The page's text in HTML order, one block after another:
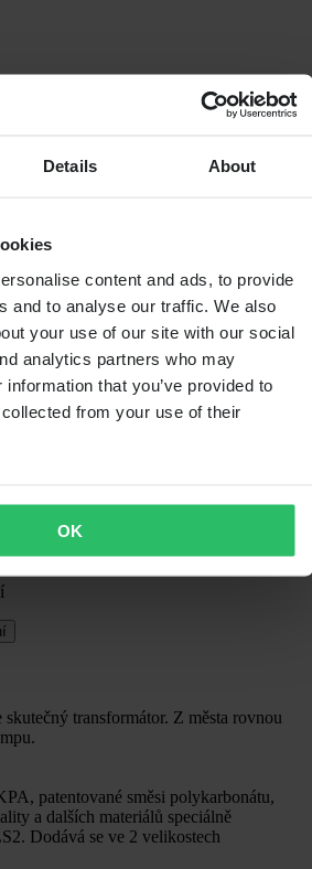
Details About
content and ads, to provide
and to analyse our traffic. We also
your use of our site with our social
analytics partners who may
that you’ve provided to
from your use of their
OK
Nízký stav zásob M L Nízký stav zásob
3XL Nízký stav zásob
transformátor. Z města rovnou
patentované směsi polykarbonátu,
a dalších materiálů speciálně
Dodává se ve 2 velikostech